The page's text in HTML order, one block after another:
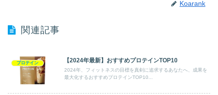
Koarank
関連記事
プロテイン 【2024年最新】おすすめプロテインTOP10
2024年、フィットネスの目標を真剣に追求するあなたへ、成果を
最大化するおすすめプロテインTOP10...